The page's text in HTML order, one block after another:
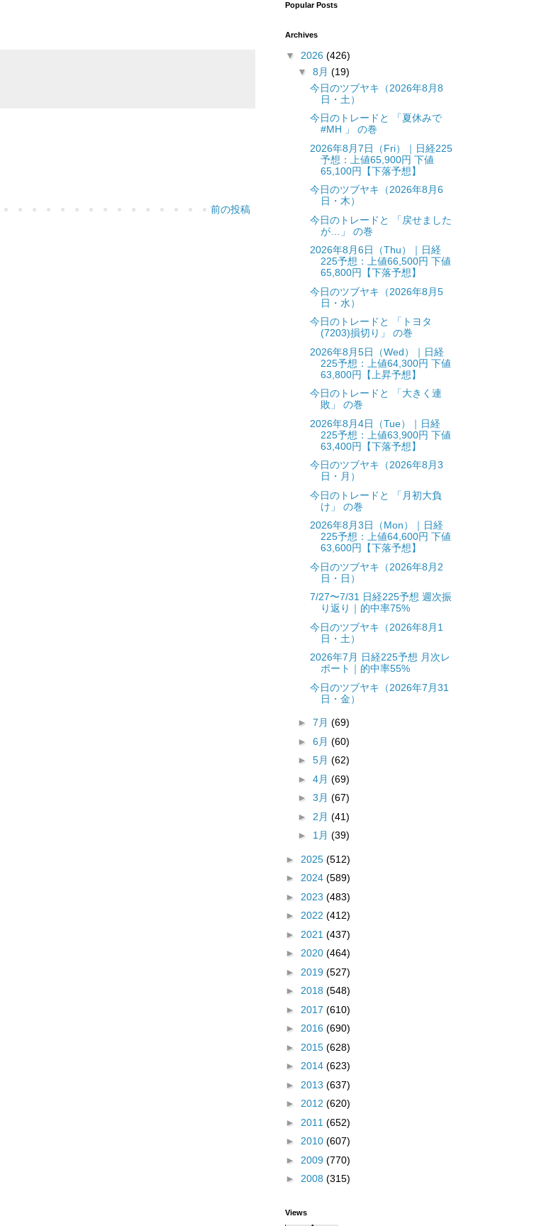
前の投稿
Popular Posts
Archives
▼ 2026 (426)
▼ 8月 (19)
今日のツブヤキ（2026年8月8
日・土）
今日のトレードと 「夏休みで
#MH 」 の巻
2026年8月7日（Fri）｜日経225
予想：上値65,900円 下値
65,100円【下落予想】
今日のツブヤキ（2026年8月6
日・木）
今日のトレードと 「戻せました
が…」 の巻
2026年8月6日（Thu）｜日経
225予想：上値66,500円 下値
65,800円【下落予想】
今日のツブヤキ（2026年8月5
日・水）
今日のトレードと 「トヨタ
(7203)損切り」 の巻
2026年8月5日（Wed）｜日経
225予想：上値64,300円 下値
63,800円【上昇予想】
今日のトレードと 「大きく連
敗」 の巻
2026年8月4日（Tue）｜日経
225予想：上値63,900円 下値
63,400円【下落予想】
今日のツブヤキ（2026年8月3
日・月）
今日のトレードと 「月初大負
け」 の巻
2026年8月3日（Mon）｜日経
225予想：上値64,600円 下値
63,600円【下落予想】
今日のツブヤキ（2026年8月2
日・日）
7/27〜7/31 日経225予想 週次振
り返り｜的中率75%
今日のツブヤキ（2026年8月1
日・土）
2026年7月 日経225予想 月次レ
ポート｜的中率55%
今日のツブヤキ（2026年7月31
日・金）
► 7月 (69)
► 6月 (60)
► 5月 (62)
► 4月 (69)
► 3月 (67)
► 2月 (41)
► 1月 (39)
► 2025 (512)
► 2024 (589)
► 2023 (483)
► 2022 (412)
► 2021 (437)
► 2020 (464)
► 2019 (527)
► 2018 (548)
► 2017 (610)
► 2016 (690)
► 2015 (628)
► 2014 (623)
► 2013 (637)
► 2012 (620)
► 2011 (652)
► 2010 (607)
► 2009 (770)
► 2008 (315)
Views